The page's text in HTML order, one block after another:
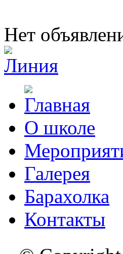
Нет
О школе
Галерея
Барахолка
Контакты